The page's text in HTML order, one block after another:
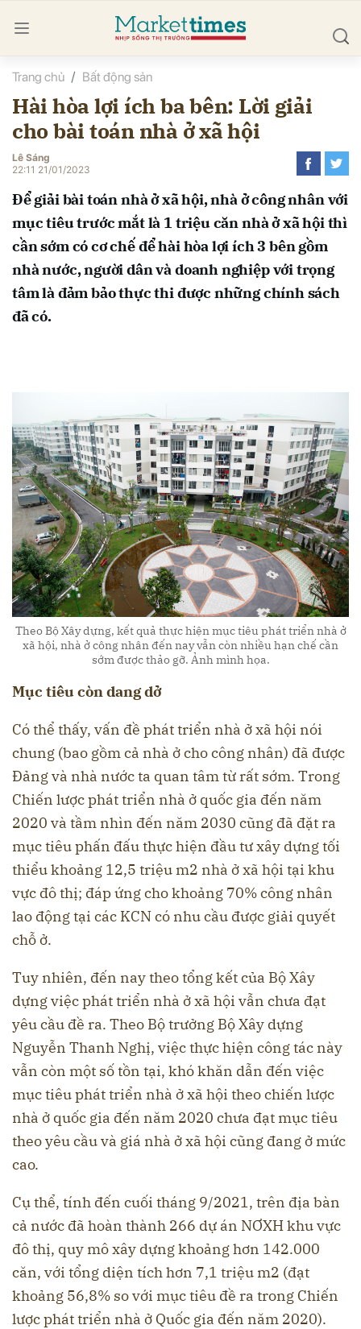
Trang chủ Bất động sản
Hài hòa lợi ích ba bên: Lời giải
cho bài toán nhà ở xã hội
Lê Sáng
22:11 21/01/2023
Để giải bài toán nhà ở xã hội, nhà ở công nhân với
mục tiêu trước mắt là 1 triệu căn nhà ở xã hội thì
cần sớm có cơ chế để hài hòa lợi ích 3 bên gồm
nhà nước, người dân và doanh nghiệp với trọng
tâm là đảm bảo thực thi được những chính sách
đã có.
Theo Bộ Xây dựng, kết quả thực hiện mục tiêu phát triển nhà ở
xã hội, nhà ở công nhân đến nay vẫn còn nhiều hạn chế cần
sớm được thảo gỡ. Ảnh mình họa.
Mục tiêu còn dang dở
Có thể thấy, vấn đề phát triển nhà ở xã hội nói
chung (bao gồm cả nhà ở cho công nhân) đã được
Đảng và nhà nước ta quan tâm từ rất sớm. Trong
Chiến lược phát triển nhà ở quốc gia đến năm
2020 và tầm nhìn đến năm 2030 cũng đã đặt ra
mục tiêu phấn đấu thực hiện đầu tư xây dựng tối
thiểu khoảng 12,5 triệu m2 nhà ở xã hội tại khu
vực đô thị; đáp ứng cho khoảng 70% công nhân
lao động tại các KCN có nhu cầu được giải quyết
chỗ ở.
Tuy nhiên, đến nay theo tổng kết của Bộ Xây
dựng việc phát triển nhà ở xã hội vẫn chưa đạt
yêu cầu đề ra. Theo Bộ trưởng Bộ Xây dựng
Nguyễn Thanh Nghị, việc thực hiện công tác này
vẫn còn một số tồn tại, khó khăn dẫn đến việc
mục tiêu phát triển nhà ở xã hội theo chiến lược
nhà ở quốc gia đến năm 2020 chưa đạt mục tiêu
theo yêu cầu và giá nhà ở xã hội cũng đang ở mức
cao.
Cụ thể, tính đến cuối tháng 9/2021, trên địa bàn
cả nước đã hoàn thành 266 dự án NƠXH khu vực
đô thị, quy mô xây dựng khoảng hơn 142.000
căn, với tổng diện tích hơn 7,1 triệu m2 (đạt
khoảng 56,8% so với mục tiêu đề ra trong Chiến
lược phát triển nhà ở Quốc gia đến năm 2020).
luận
Hủy